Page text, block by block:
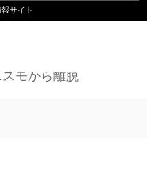
サイト
スモから離脱